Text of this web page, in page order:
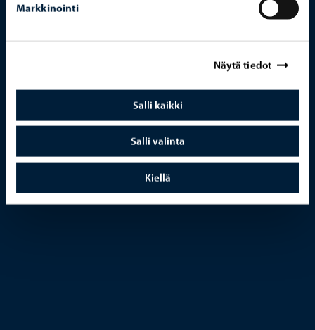
Markkinointi
Näytä tiedot
Salli kaikki
Salli valinta
Kiellä